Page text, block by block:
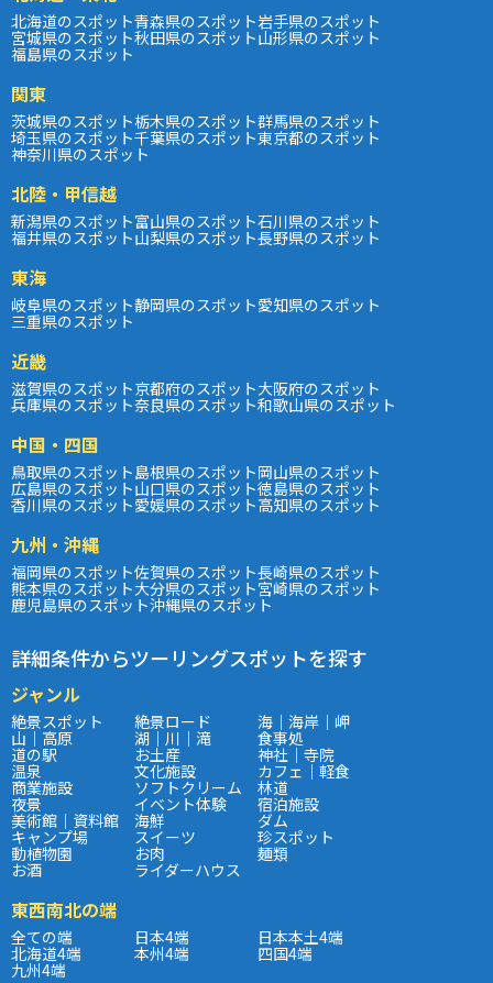
北海道のスポット青森県のスポット岩手県のスポット
宮城県のスポット秋田県のスポット山形県のスポット
福島県のスポット
関東
茨城県のスポット栃木県のスポット群馬県のスポット
埼玉県のスポット千葉県のスポット東京都のスポット
神奈川県のスポット
北陸・甲信越
新潟県のスポット富山県のスポット石川県のスポット
福井県のスポット山梨県のスポット長野県のスポット
東海
岐阜県のスポット静岡県のスポット愛知県のスポット
三重県のスポット
近畿
滋賀県のスポット京都府のスポット大阪府のスポット
兵庫県のスポット奈良県のスポット和歌山県のスポット
中国・四国
鳥取県のスポット島根県のスポット岡山県のスポット
広島県のスポット山口県のスポット徳島県のスポット
香川県のスポット愛媛県のスポット高知県のスポット
九州・沖縄
福岡県のスポット佐賀県のスポット長崎県のスポット
熊本県のスポット大分県のスポット宮崎県のスポット
鹿児島県のスポット沖縄県のスポット
詳細条件からツーリングスポットを探す
ジャンル
絶景スポット 絶景ロード 海｜海岸｜岬
山｜高原 湖｜川｜滝 食事処
道の駅 お土産 神社｜寺院
温泉 文化施設 カフェ｜軽食
商業施設 ソフトクリーム 林道
夜景 イベント体験 宿泊施設
美術館｜資料館 海鮮 ダム
キャンプ場 スイーツ 珍スポット
動植物園 お肉 麺類
お酒 ライダーハウス
東西南北の端
全ての端 日本4端 日本本土4端
北海道4端 本州4端 四国4端
九州4端